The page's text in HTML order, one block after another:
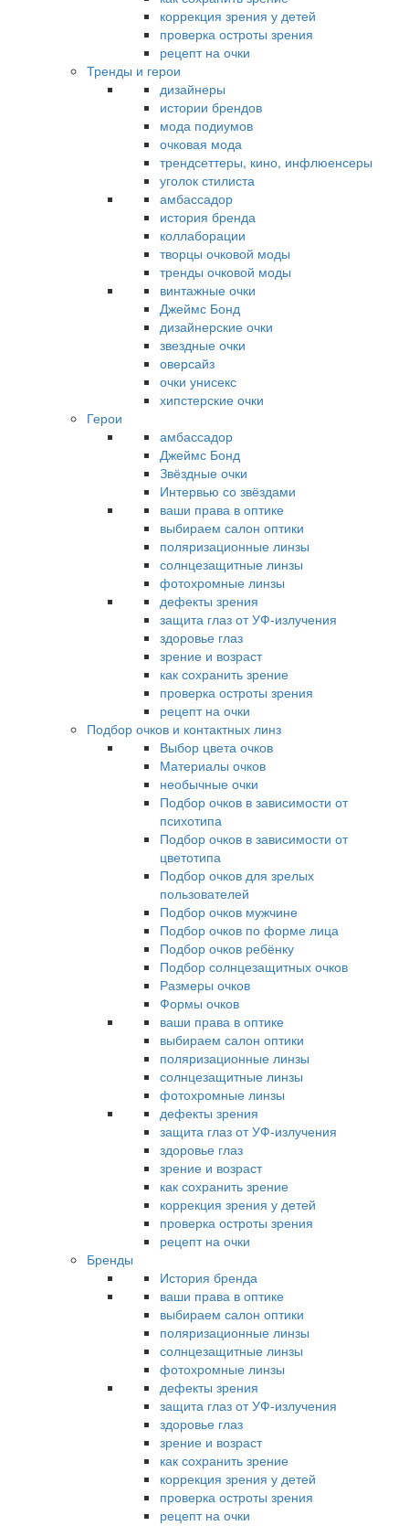
коррекция зрения у детей
проверка остроты зрения
рецепт на очки
Тренды и герои
дизайнеры
истории брендов
мода подиумов
очковая мода
трендсеттеры, кино, инфлюенсеры
уголок стилиста
амбассадор
история бренда
коллаборации
творцы очковой моды
тренды очковой моды
винтажные очки
Джеймс Бонд
дизайнерские очки
звездные очки
оверсайз
очки унисекс
хипстерские очки
Герои
амбассадор
Джеймс Бонд
Звёздные очки
Интервью со звёздами
ваши права в оптике
выбираем салон оптики
поляризационные линзы
солнцезащитные линзы
фотохромные линзы
дефекты зрения
защита глаз от УФ-излучения
здоровье глаз
зрение и возраст
как сохранить зрение
проверка остроты зрения
рецепт на очки
Подбор очков и контактных линз
Выбор цвета очков
Материалы очков
необычные очки
Подбор очков в зависимости от
психотипа
Подбор очков в зависимости от
цветотипа
Подбор очков для зрелых
пользователей
Подбор очков мужчине
Подбор очков по форме лица
Подбор очков ребёнку
Подбор солнцезащитных очков
Размеры очков
Формы очков
ваши права в оптике
выбираем салон оптики
поляризационные линзы
солнцезащитные линзы
фотохромные линзы
дефекты зрения
защита глаз от УФ-излучения
здоровье глаз
зрение и возраст
как сохранить зрение
коррекция зрения у детей
проверка остроты зрения
рецепт на очки
Бренды
История бренда
ваши права в оптике
выбираем салон оптики
поляризационные линзы
солнцезащитные линзы
фотохромные линзы
дефекты зрения
защита глаз от УФ-излучения
здоровье глаз
зрение и возраст
как сохранить зрение
коррекция зрения у детей
проверка остроты зрения
рецепт на очки